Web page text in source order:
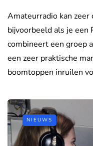
Amateurradio kan zeer
bijvoorbeeld als je een
combineert een groep
een zeer praktische
boomtoppen inruilen
NIEUWS